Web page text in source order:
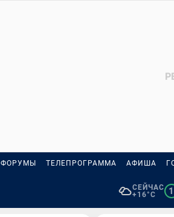
ФОРУМЫ ТЕЛЕПРОГРАММА АФИША
СЕЙЧАС
+16°C
1